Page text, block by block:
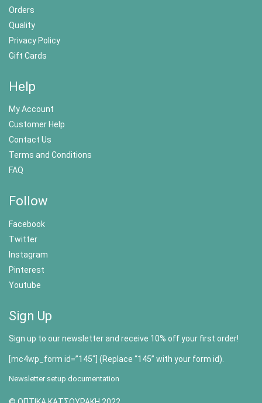
Orders
Quality
Privacy Policy
Gift Cards
Help
My Account
Customer Help
Contact Us
Terms and Conditions
FAQ
Follow
Facebook
Twitter
Instagram
Pinterest
Youtube
Sign Up
Sign up to our newsletter and receive 10% off your first order!
[mc4wp_form id=”145″] (Replace “145” with your form id).
Newsletter setup documentation